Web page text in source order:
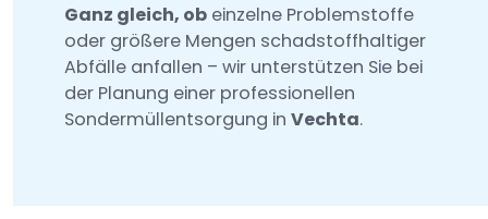
Ganz gleich, ob einzelne Problemstoffe
oder größere Mengen schadstoffhaltiger
Abfälle anfallen – wir unterstützen Sie bei
der Planung einer professionellen
Sondermüllentsorgung in Vechta.